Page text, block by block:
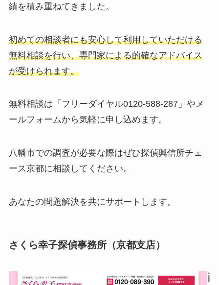
績を積み重ねてきました。
初めての相談者にも安心して利用していただける
無料相談を行い、専門家による的確なアドバイス
が受けられます。
無料相談は「フリーダイヤル0120-588-287」やメ
ールフォームから気軽に申し込めます。
八幡市での調査が必要な際はぜひ探偵興信所チェ
ース京都に相談してください。
あなたの問題解決を共にサポートします。
さくら幸子探偵事務所（京都支店）